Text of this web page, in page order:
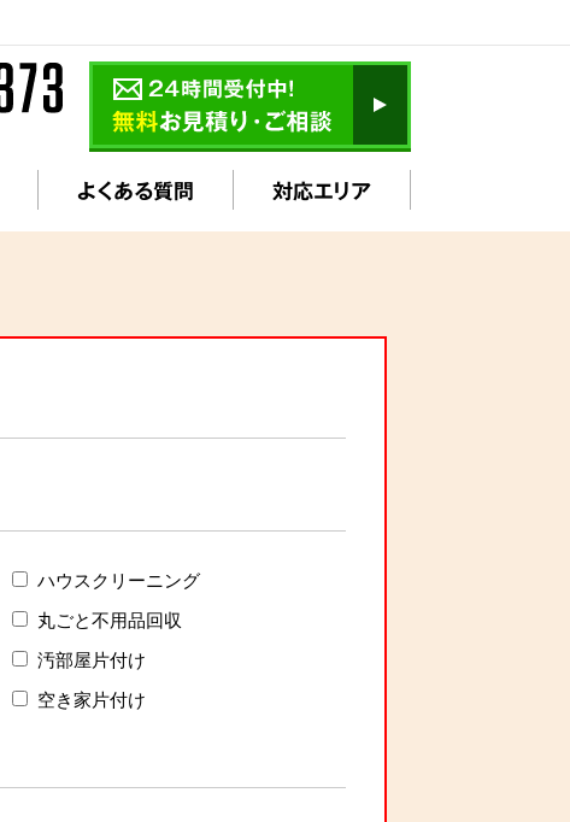
よくある質問 対応エリア
ハウスクリーニング
丸ごと不用品回収
汚部屋片付け
空き家片付け